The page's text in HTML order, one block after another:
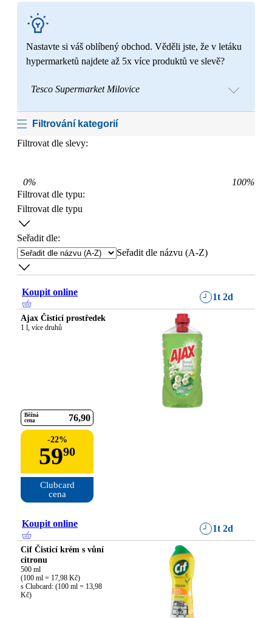
Nastavte si váš oblíbený obchod. Věděli jste, že v letáku
hypermarketů najdete až 5x více produktů ve slevě?
Tesco Supermarket Milovice
Filtrování kategorií
Filtrovat dle slevy:
0% 100%
Filtrovat dle typu:
Filtrovat dle typu
Seřadit dle:
Seřadit dle názvu (A-Z)
Koupit online 1t 2d
Ajax Čisticí prostředek
1 l, více druhů
Běžná
cena
76 90
-22%
5990
Clubcard
cena
Koupit online 1t 2d
Cif Čisticí krém s vůní
citronu
500 ml
(100 ml = 17,98 Kč)
s Clubcard: (100 ml = 13,98
Kč)